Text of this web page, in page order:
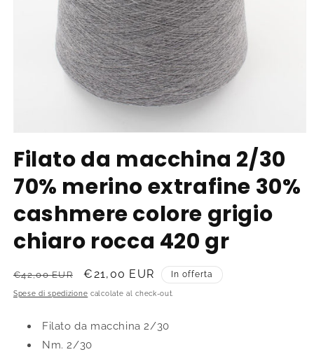
contenuti
multimediali
1
in
finestra
Filato da macchina 2/30
70% merino extrafine 30%
cashmere colore grigio
chiaro rocca 420 gr
Prezzo
di
€42,00 EUR
Prezzo
scontato
€21,00 EUR In offerta
Spese di spedizione calcolate al check-out.
Filato da macchina 2/30
Nm. 2/30